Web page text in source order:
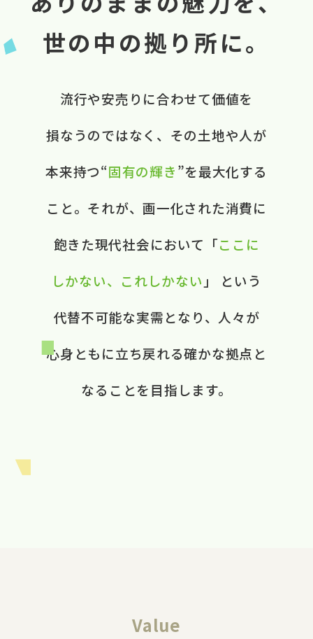
世の中の拠り所に。
流行や​安売りに​合わせて​価値を​
損なうのではなく、​ ​その​土地や​人が​
本来​持つ“固有の​輝き”を​最大化する​
こと。​ それが、​画一化された​消費に​
飽きた​現代社会に​おいて​ ​「ここに​
しかない、​これしかない 」 と​いう​
代替不可能な​実需と​なり、​ 人々が​
心身ともに​立ち戻れる​ 確かな​拠点と​
なる​ことを​目指します。​
Value